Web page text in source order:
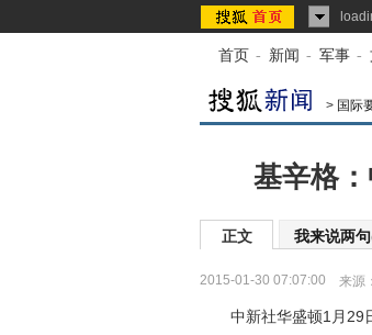
首页 - 新闻 - 军事 -
> 国际
基辛格
正文 我来说两句
2015-01-30 07:07:00 来源：
中新社华盛顿1月29日